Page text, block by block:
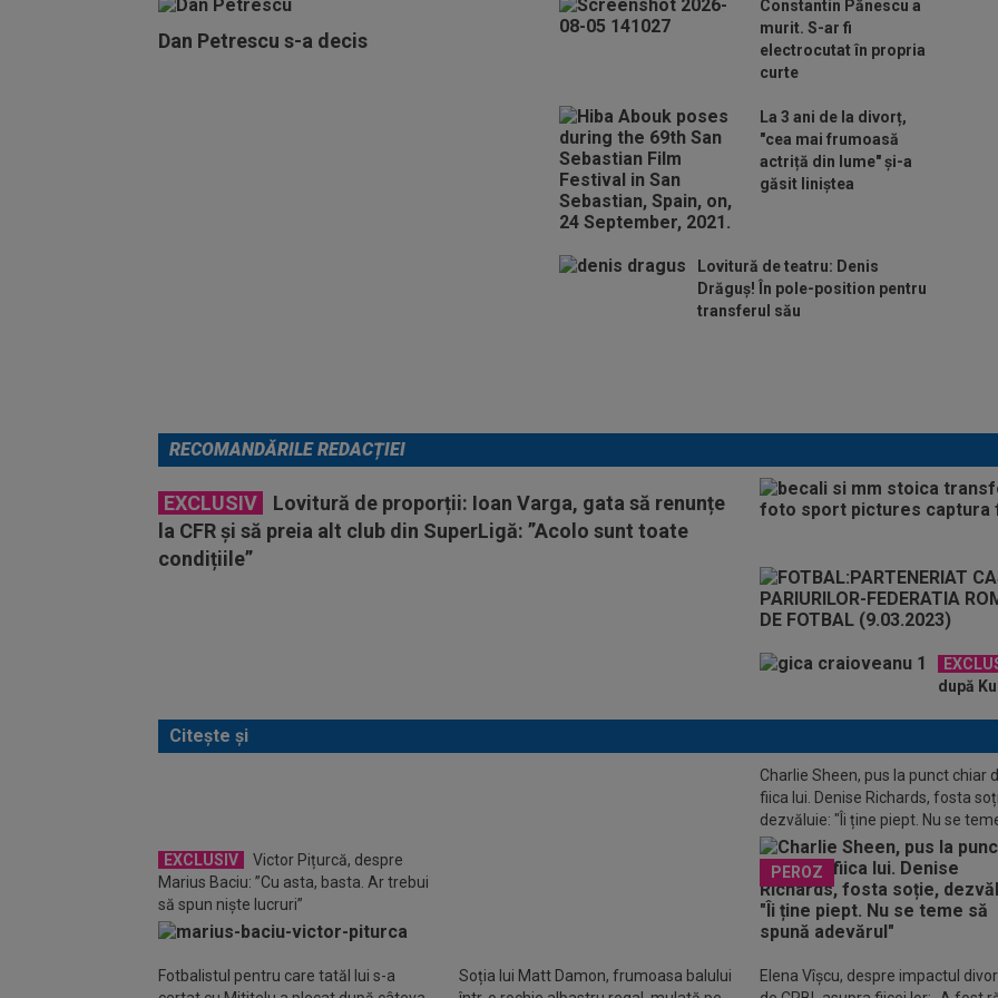
Dan Petrescu s-a decis
Constantin Pănescu a
murit. S-ar fi
electrocutat în propria
curte
La 3 ani de la divorț,
"cea mai frumoasă
actriță din lume" și-a
găsit liniștea
Lovitură de teatru: Denis
Drăguș! În pole-position pentru
transferul său
RECOMANDĂRILE REDACȚIEI
EXCLUSIV
Lovitură de proporții: Ioan Varga, gata să renunțe
la CFR și să preia alt club din SuperLigă: ”Acolo sunt toate
condițiile”
după
Citește și
EXCLUSIV
Victor Pițurcă, despre
Marius Baciu: ”Cu asta, basta. Ar trebui
să spun niște lucruri”
Charlie Sheen, pus la punct chiar
fiica lui. Denise Richards, fosta
dezvăluie: "Îi ține piept. Nu se
spună adevărul"
PEROZ
Fotbalistul pentru care tatăl lui s-a
Soția lui Matt Damon, frumoasa balului
Elena Vîșcu, despre impactul